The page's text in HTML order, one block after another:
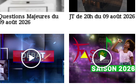
Majeures du
août 2026
JT de 20h du 09 août 2026